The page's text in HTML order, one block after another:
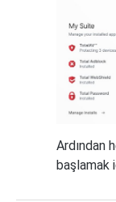
Ardından
başlamak